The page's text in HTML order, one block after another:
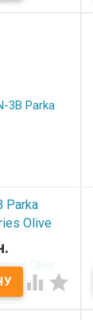
Parka
Olive
 